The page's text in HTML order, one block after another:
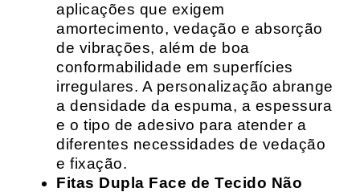
aplicações que exigem
amortecimento, vedação e absorção
de vibrações, além de boa
conformabilidade em superfícies
irregulares. A personalização abrange
a densidade da espuma, a espessura
e o tipo de adesivo para atender a
diferentes necessidades de vedação
e fixação.
Fitas Dupla Face de Tecido Não